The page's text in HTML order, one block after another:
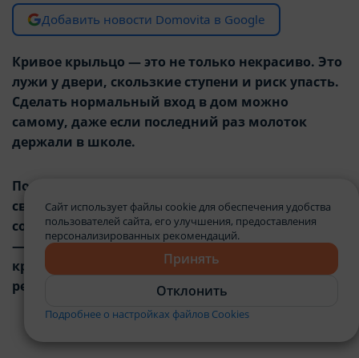
Добавить новости Domovita в Google
Кривое крыльцо — это не только некрасиво. Это
лужи у двери, скользкие ступени и риск упасть.
Сделать нормальный вход в дом можно
самому, даже если последний раз молоток
держали в школе.
Понадобятся базовые материалы, пара
свободных дней и понимание, из чего вообще
состоит лестница. Собрали две рабочие схемы
— как сделать деревянное или бетонное
крыльцо — и разложили на шаги, которые
реально повторить.
Сайт использует файлы cookie для обеспечения удобства
пользователей сайта, его улучшения, предоставления
персонализированных рекомендаций.
Принять
Отклонить
Подробнее о настройках файлов Cookies